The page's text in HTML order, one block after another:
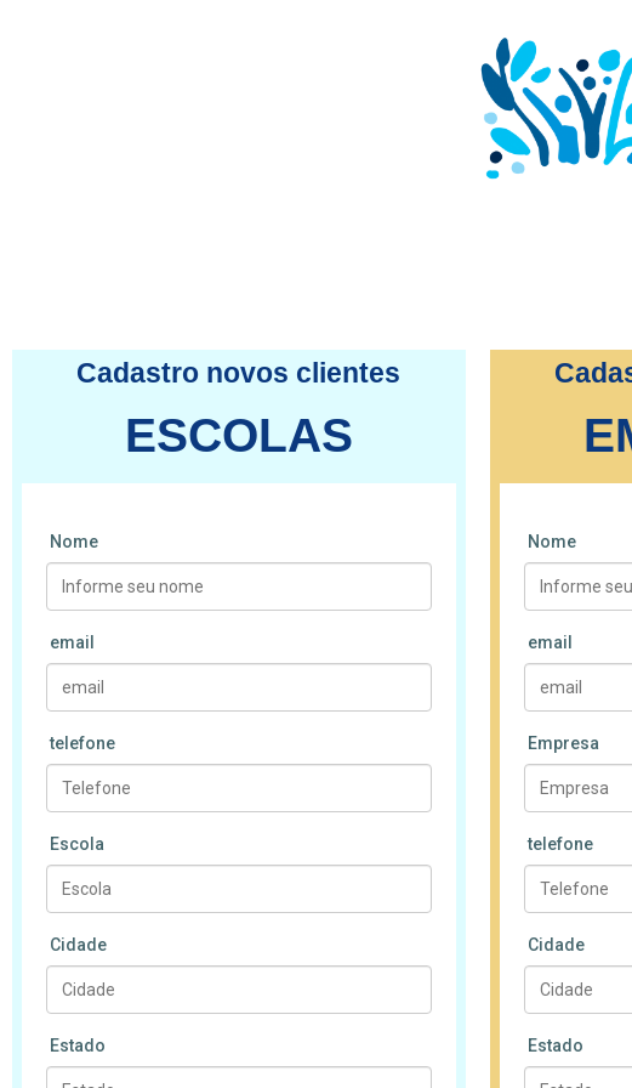
Cadastro novos clientes
ESCOLAS
Nome
email
telefone
Escola
Cidade
Estado
Nome
email
Empresa
telefone
Cidade
Estado